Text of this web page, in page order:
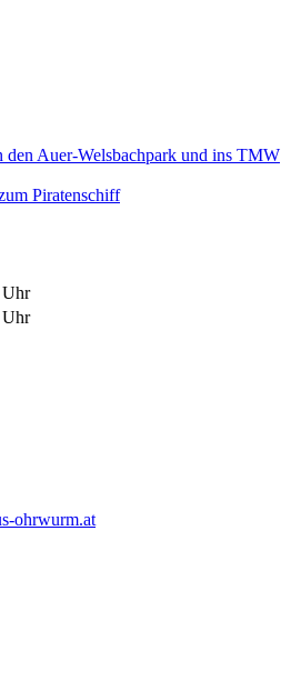
Auer-Welsbachpark und ins TMW
Piratenschiff
Uhr
Uhr
ohrwurm.at